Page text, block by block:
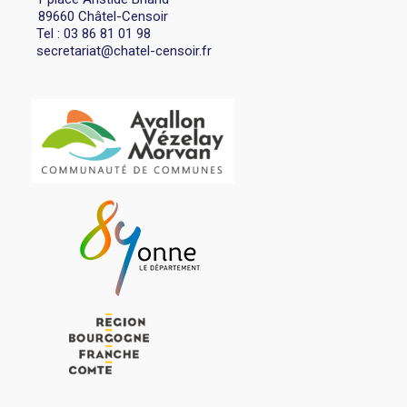
89660 Châtel-Censoir
Tel : 03 86 81 01 98
secretariat@chatel-censoir.fr